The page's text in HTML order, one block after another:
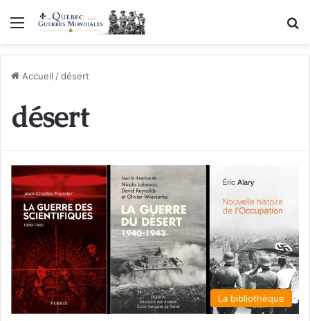
Menu
Accueil /désert
désert
La bibliothèque